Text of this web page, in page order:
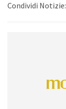
Condividi Notizie: